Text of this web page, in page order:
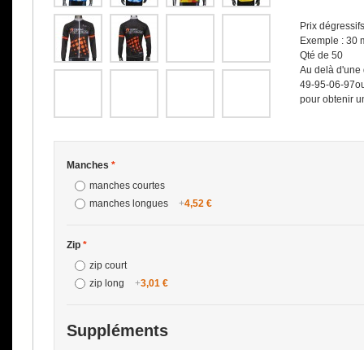
Prix
Exemple : 30
Qté de 50
Au delà d'une
49-95-06-
pour obtenir
Manches *
manches courtes
manches longues
+4,52 €
Zip *
zip court
zip long
+3,01 €
Suppléments